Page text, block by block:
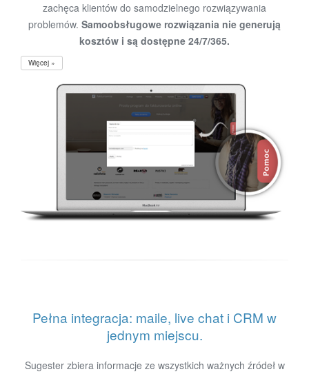
zachęca klientów do samodzielnego rozwiązywania
problemów. Samoobsługowe rozwiązania nie generują
kosztów i są dostępne 24/7/365.
Więcej »
Pełna integracja: maile, live chat i CRM w
jednym miejscu.
Sugester zbiera informacje ze wszystkich ważnych źródeł w